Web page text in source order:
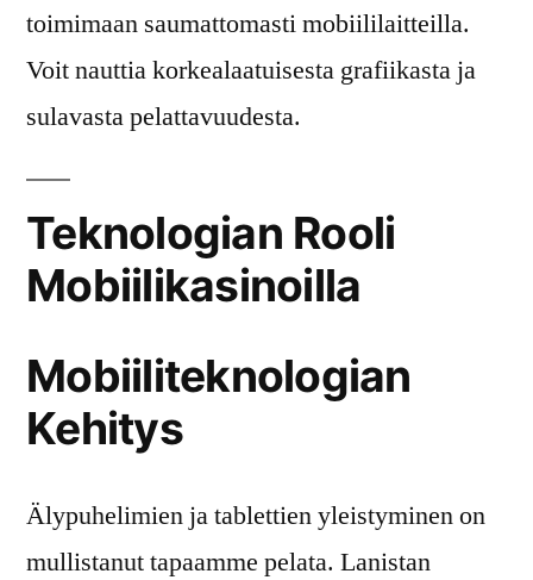
toimimaan saumattomasti mobiililaitteilla.
Voit nauttia korkealaatuisesta grafiikasta ja
sulavasta pelattavuudesta.
Teknologian Rooli
Mobiilikasinoilla
Mobiiliteknologian
Kehitys
Älypuhelimien ja tablettien yleistyminen on
mullistanut tapaamme pelata. Lanistan